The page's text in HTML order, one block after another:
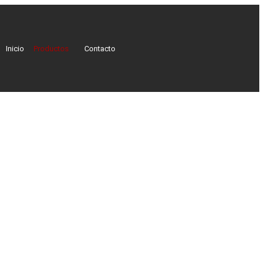
Inicio Productos Contacto